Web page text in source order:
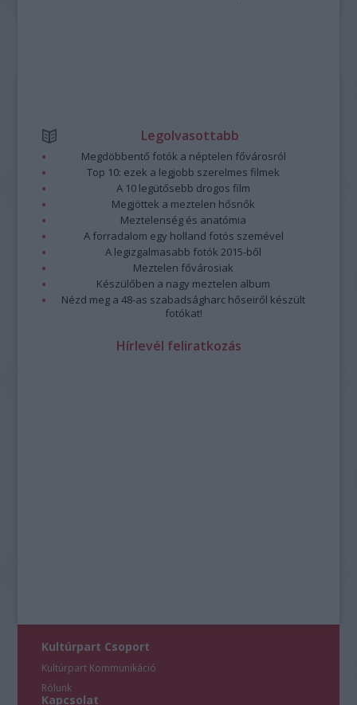
Legolvasottabb
Megdöbbentő fotók a néptelen fővárosról
Top 10: ezek a legjobb szerelmes filmek
A 10 legütősebb drogos film
Megjöttek a meztelen hősnők
Meztelenség és anatómia
A forradalom egy holland fotós szemével
A legizgalmasabb fotók 2015-ből
Meztelen fővárosiak
Készülőben a nagy meztelen album
Nézd meg a 48-as szabadságharc hőseiről készült
fotókat!
Hírlevél feliratkozás
Kultúrpart Csoport
Kultúrpart Kommunikáció
Rólunk
Kapcsolat